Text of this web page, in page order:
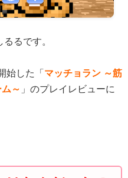
るです。
始した「 マッチョラン ～筋
～ 」のプレイレビューに